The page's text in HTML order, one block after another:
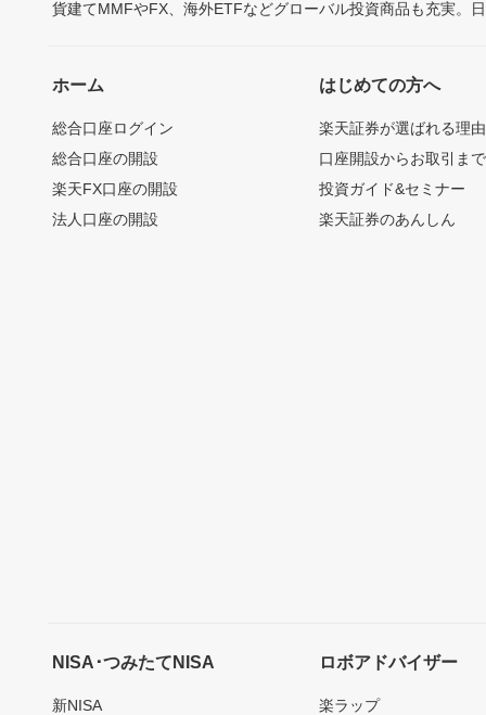
貨建てMMFやFX、海外ETFなどグローバル投資商品も充実。
ホーム
総合口座ログイン
総合口座の開設
楽天FX口座の開設
法人口座の開設
はじめての方へ
楽天証券が選ばれる理由
口座開設からお取引ま
投資ガイド&セミナー
楽天証券のあんしん
NISA･つみたてNISA
新NISA
ロボアドバイザー
楽ラップ